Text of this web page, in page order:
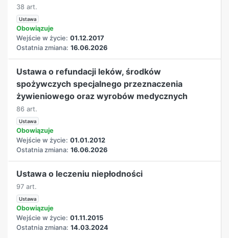
38 art.
Ustawa
Obowiązuje
Wejście w życie: 01.12.2017
Ostatnia zmiana: 16.06.2026
Ustawa o refundacji leków, środków
spożywczych specjalnego przeznaczenia
żywieniowego oraz wyrobów medycznych
86 art.
Ustawa
Obowiązuje
Wejście w życie: 01.01.2012
Ostatnia zmiana: 16.06.2026
Ustawa o leczeniu niepłodności
97 art.
Ustawa
Obowiązuje
Wejście w życie: 01.11.2015
Ostatnia zmiana: 14.03.2024